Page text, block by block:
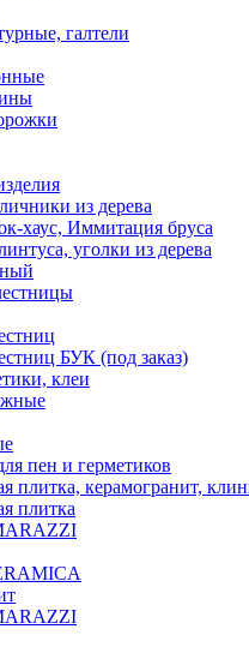
галтели
из дерева
хаус, Иммитация бруса
уголки из дерева
БУК (под заказ)
клеи
пен и герметиков
плитка, керамогранит,
плитка